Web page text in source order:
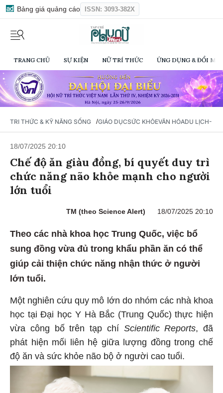
Bảng giá quảng cáo ISSN: 3093-382X
TRANG CHỦ SỰ KIỆN NỮ TRÍ THỨC ỨNG DỤNG & ĐỔI
TRI THỨC & KỸ NĂNG SỐNG /GIÁO DỤCSỨC KHỎEVĂN HÓADU LỊCH-
18/07/2025 20:10
Chế độ ăn giàu đồng, bí quyết duy trì
chức năng não khỏe mạnh cho người
lớn tuổi
TM (theo Science Alert) 18/07/2025 20:10
Theo các nhà khoa học Trung Quốc, việc bổ
sung đồng vừa đủ trong khẩu phần ăn có thể
giúp cải thiện chức năng nhận thức ở người
lớn tuổi.
Một nghiên cứu quy mô lớn do nhóm các nhà khoa
học tại Đại học Y Hà Bắc (Trung Quốc) thực hiện
vừa công bố trên tạp chí Scientific Reports , đã
phát hiện mối liên hệ giữa lượng đồng trong chế
độ ăn và sức khỏe não bộ ở người cao tuổi.